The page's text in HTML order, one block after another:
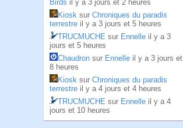
Birds il y a 3 jours et 2 heures
Kiosk sur Chroniques du paradis
terrestre il y a 3 jours et 5 heures
TRUCMUCHE sur Ennelle il y a 3
jours et 5 heures
Chaudron sur Ennelle il y a 3 jours et
8 heures
Kiosk sur Chroniques du paradis
terrestre il y a 4 jours et 4 heures
TRUCMUCHE sur Ennelle il y a 4
jours et 10 heures